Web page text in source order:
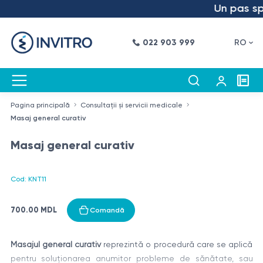
Un pas
022 903 999 RO
Pagina principală
Consultații și servicii medicale
Masaj general curativ
Masaj general curativ
Cod: KNT11
700.00 MDL Comandă
Masajul general curativreprezintă o procedură care se aplică
pentru soluționarea anumitor probleme de sănătate, sau